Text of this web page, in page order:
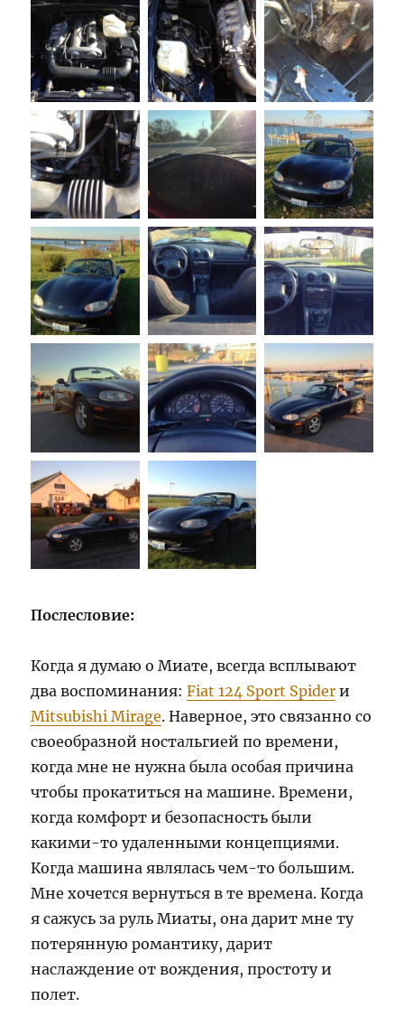
Послесловие:
Когда я думаю о Миате, всегда всплывают
два воспоминания:Fiat 124 Sport Spider и
Mitsubishi Mirage. Наверное, это связанно со
своеобразной ностальгией по времени,
когда мне не нужна была особая причина
чтобы прокатиться на машине. Времени,
когда комфорт и безопасность были
какими-то удаленными концепциями.
Когда машина являлась чем-то большим.
Мне хочется вернуться в те времена. Когда
я сажусь за руль Миаты, она дарит мне ту
потерянную романтику, дарит
наслаждение от вождения, простоту и
полет.